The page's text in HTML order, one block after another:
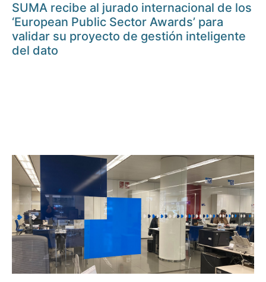
SUMA recibe al jurado internacional de los
‘European Public Sector Awards’ para
validar su proyecto de gestión inteligente
del dato